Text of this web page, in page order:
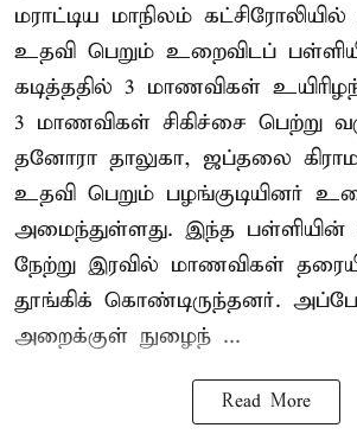
மராட்டிய மாநிலம்
உதவி பெறும் உறைவிடப்
கடித்ததில் 3 மாணவிகள்
3 மாணவிகள் சிகிச்சை பெற்று
தனோரா தாலுகா, ஜப்தலை
உதவி பெறும் பழங்குடியினர்
அமைந்துள்ளது. இந்த பள்ளியின்
நேற்று இரவில் மாணவிகள்
தூங்கிக் கொண்டிருந்தனர்.
அறைக்குள் நுழைந் ...
Read More